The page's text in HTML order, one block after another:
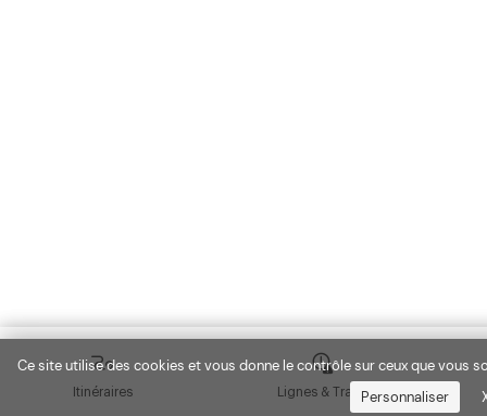
Ce site utilise des cookies et vous donne le contrôle sur ceux que vous
Personnaliser
Itinéraires Lignes & Trafic